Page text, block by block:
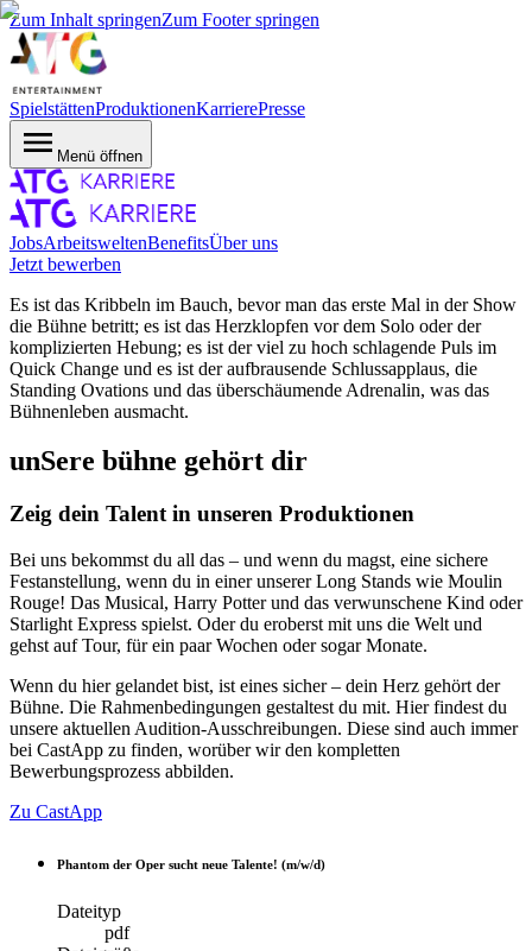
Zum Inhalt springenZum Footer springen
SpielstättenProduktionenKarrierePresse
Menü öffnen
JobsArbeitsweltenBenefitsÜber uns
Jetzt bewerben
Es ist das Kribbeln im Bauch, bevor man das erste Mal in der Show
die Bühne betritt; es ist das Herzklopfen vor dem Solo oder der
komplizierten Hebung; es ist der viel zu hoch schlagende Puls im
Quick Change und es ist der aufbrausende Schlussapplaus, die
Standing Ovations und das überschäumende Adrenalin, was das
Bühnenleben ausmacht.
unSere bühne gehört dir
Zeig dein Talent in unseren Produktionen
Bei uns bekommst du all das – und wenn du magst, eine sichere
Festanstellung, wenn du in einer unserer Long Stands wie Moulin
Rouge! Das Musical, Harry Potter und das verwunschene Kind oder
Starlight Express spielst. Oder du eroberst mit uns die Welt und
gehst auf Tour, für ein paar Wochen oder sogar Monate.
Wenn du hier gelandet bist, ist eines sicher – dein Herz gehört der
Bühne. Die Rahmenbedingungen gestaltest du mit. Hier findest du
unsere aktuellen Audition-Ausschreibungen. Diese sind auch immer
bei CastApp zu finden, worüber wir den kompletten
Bewerbungsprozess abbilden.
Zu CastApp
Phantom der Oper sucht neue Talente! (m/w/d)
Dateityp
pdf